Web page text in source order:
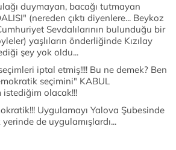
duymayan, bacağı tutmayan
(nereden çıktı diyenlere... Beykoz
Sevdalılarının bulunduğu bir
yaşlıların önderliğinde Kızılay
şey yok oldu...
iptal etmiş!!!! Bu ne demek? Ben
seçimini" KABUL
istediğim olacak!!!
Uygulamayı Yalova Şubesinde
de uygulamışlardı...